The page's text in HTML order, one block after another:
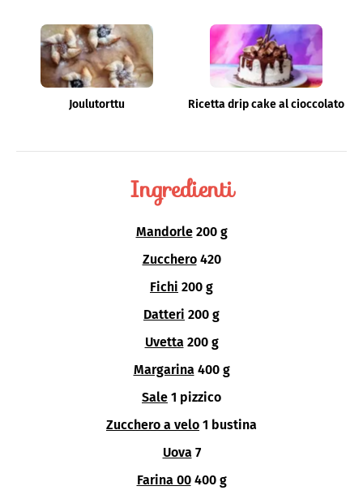
Joulutorttu Ricetta drip cake al cioccolato
Ingredienti
Mandorle 200 g
Zucchero 420
Fichi 200 g
Datteri 200 g
Uvetta 200 g
Margarina 400 g
Sale 1 pizzico
Zucchero a velo 1 bustina
Uova 7
Farina 00 400 g